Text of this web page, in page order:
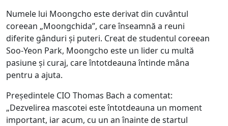
Numele lui Moongcho este derivat din cuvântul
coreean „Moongchida”, care înseamnă a reuni
diferite gânduri și puteri. Creat de studentul coreean
Soo-Yeon Park, Moongcho este un lider cu multă
pasiune și curaj, care întotdeauna întinde mâna
pentru a ajuta.
Președintele CIO Thomas Bach a comentat:
„Dezvelirea mascotei este întotdeauna un moment
important, iar acum, cu un an înainte de startul